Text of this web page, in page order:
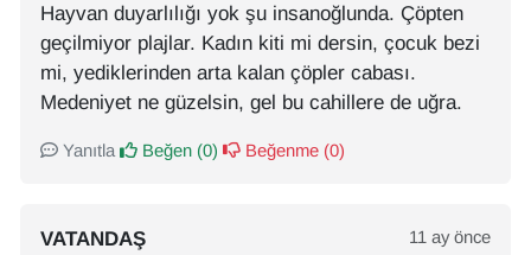
Hayvan duyarlılığı yok şu insanoğlunda. Çöpten
geçilmiyor plajlar. Kadın kiti mi dersin, çocuk bezi
mi, yediklerinden arta kalan çöpler cabası.
Medeniyet ne güzelsin, gel bu cahillere de uğra.
Yanıtla Beğen (0) Beğenme (0)
VATANDAŞ 11 ay önce